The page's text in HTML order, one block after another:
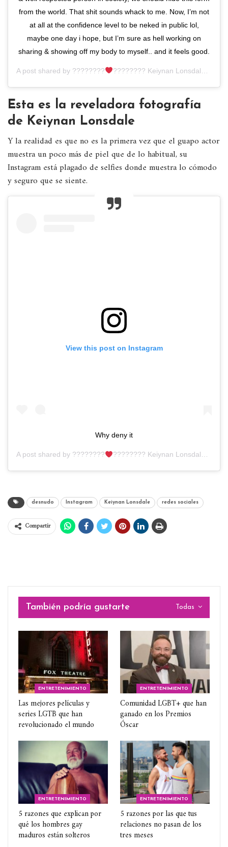
from the world. That shit sounds whack to me. Now, I’m not
at all at the confidence level to be neked in public lol,
maybe one day i hope, but I’m sure as hell working on
sharing & showing off my body to myself.. and it feels good.
A post shared by ???????? ???????? Keiynan Lonsdale ????????????????????
Esta es la reveladora fotografía
de Keiynan Lonsdale
Y la realidad es que no es la primera vez que el guapo actor
muestra un poco más de piel que de lo habitual, su
Instagram está plagado de selfies donde muestra lo cómodo
y seguro que se siente.
View this post on Instagram
Why deny it
A post shared by ???????? ???????? Keiynan Lonsdale ????????????????????
desnudo Instagram Keiynan Lonsdale redes sociales
Compartir
Todas
También podría gustarte
ENTRETENIMIENTO
Las mejores películas y
series LGTB que han
revolucionado el mundo
ENTRETENIMIENTO
Comunidad LGBT+ que han
ganado en los Premios
Óscar
ENTRETENIMIENTO
5 razones que explican por
qué los hombres gay
maduros están solteros
ENTRETENIMIENTO
5 razones por las que tus
relaciones no pasan de los
tres meses